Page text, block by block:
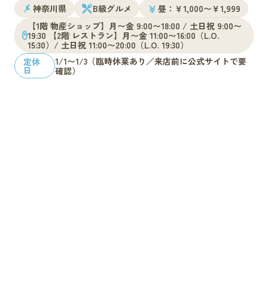
神奈川県 B級グルメ ￥ 昼：￥1,000〜￥1,999
【1階 物産ショップ】月〜金 9:00〜18:00 / 土日祝 9:00〜
19:30 【2階 レストラン】月〜金 11:00〜16:00（L.O.
15:30）/ 土日祝 11:00〜20:00（L.O. 19:30）
定休
日
1/1〜1/3（臨時休業あり／来店前に公式サイトで要
確認）